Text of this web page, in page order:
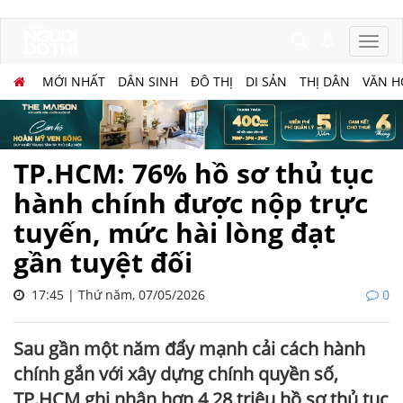
MỚI NHẤT DÂN SINH ĐÔ THỊ DI SẢN THỊ DÂN VĂN
TP.HCM: 76% hồ sơ thủ tục
hành chính được nộp trực
tuyến, mức hài lòng đạt
gần tuyệt đối
17:45 | Thứ năm, 07/05/2026 0
Sau gần một năm đẩy mạnh cải cách hành
chính gắn với xây dựng chính quyền số,